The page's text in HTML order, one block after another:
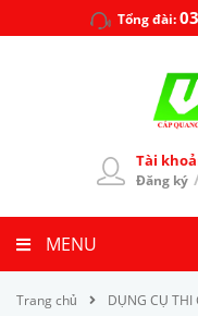
Tổng đài:
Tài
Đăng ký
MENU
Trang chủ DỤNG CỤ THI